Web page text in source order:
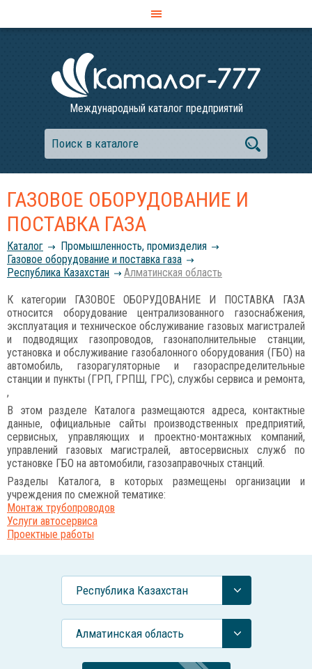
Международный каталог предприятий
ГАЗОВОЕ ОБОРУДОВАНИЕ И
ПОСТАВКА ГАЗА
Каталог
Промышленность, промизделия
Газовое оборудование и поставка газа
Республика Казахстан
Алматинская область
К категории ГАЗОВОЕ ОБОРУДОВАНИЕ И ПОСТАВКА ГАЗА
относится оборудование централизованного газоснабжения,
эксплуатация и техническое обслуживание газовых магистралей
и подводящих газопроводов, газонаполнительные станции,
установка и обслуживание газобалонного оборудования (ГБО) на
автомобиль, газорагуляторные и газораспределительные
станции и пункты (ГРП, ГРПШ, ГРС), службы сервиса и ремонта,
,
В этом разделе Каталога размещаются адреса, контактные
данные, официальные сайты производственных предприятий,
сервисных, управляющих и проектно-монтажных компаний,
управлений газовых магистралей, автосервисных служб по
установке ГБО на автомобили, газозаправочных станций.
Разделы Каталога, в которых размещены организации и
учреждения по смежной тематике:
Монтаж трубопроводов
Услуги автосервиса
Проектные работы
Республика Казахстан
Алматинская область